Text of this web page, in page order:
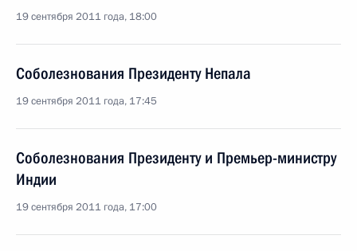
19 сентября 2011 года, 18:00
Соболезнования Президенту Непала
19 сентября 2011 года, 17:45
Соболезнования Президенту и Премьер-министру
Индии
19 сентября 2011 года, 17:00